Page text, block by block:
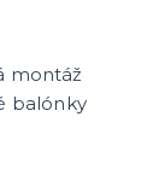
montáž
balónky